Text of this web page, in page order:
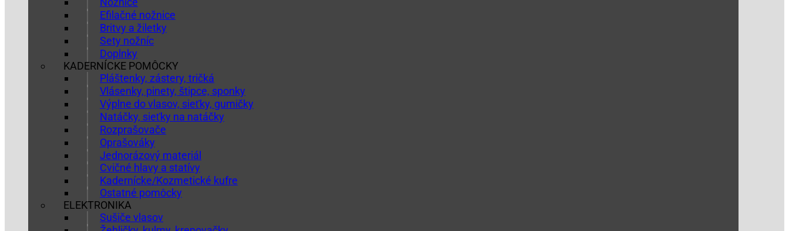
Efilačné nožnice
Britvy a žiletky
Sety nožníc
Doplnky
KADERNÍCKE POMÔCKY
Pláštenky, zástery, tričká
Vlásenky, pinety, štipce, sponky
Výplne do vlasov, sieťky, gumičky
Natáčky, sieťky na natáčky
Rozprašovače
Oprašováky
Jednorázový materiál
Cvičné hlavy a statívy
Kadernícke/Kozmetické kufre
Ostatné pomôcky
ELEKTRONIKA
Sušiče vlasov